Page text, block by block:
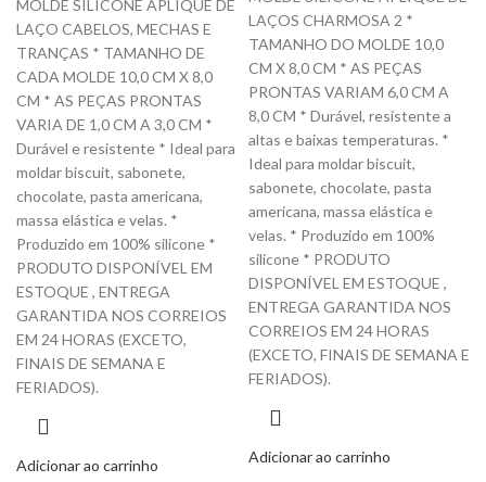
MOLDE SILICONE APLIQUE DE
LAÇO CABELOS, MECHAS E
TRANÇAS * TAMANHO DE
CADA MOLDE 10,0 CM X 8,0
CM * AS PEÇAS PRONTAS
VARIA DE 1,0 CM A 3,0 CM *
Durável e resistente * Ideal para
moldar biscuit, sabonete,
chocolate, pasta americana,
massa elástica e velas. *
Produzido em 100% silicone *
PRODUTO DISPONÍVEL EM
ESTOQUE , ENTREGA
GARANTIDA NOS CORREIOS
EM 24 HORAS (EXCETO,
FINAIS DE SEMANA E
FERIADOS).
Adicionar ao carrinho
LAÇOS CHARMOSA 2 *
TAMANHO DO MOLDE 10,0
CM X 8,0 CM * AS PEÇAS
PRONTAS VARIAM 6,0 CM A
8,0 CM * Durável, resistente a
altas e baixas temperaturas. *
Ideal para moldar biscuit,
sabonete, chocolate, pasta
americana, massa elástica e
velas. * Produzido em 100%
silicone * PRODUTO
DISPONÍVEL EM ESTOQUE ,
ENTREGA GARANTIDA NOS
CORREIOS EM 24 HORAS
(EXCETO, FINAIS DE SEMANA E
FERIADOS).
Adicionar ao carrinho